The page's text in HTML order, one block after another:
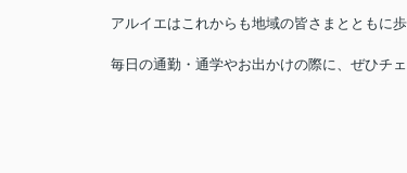
アルイエはこれからも地域の皆さまとともに歩
毎日の通勤・通学やお出かけの際に、ぜひチ